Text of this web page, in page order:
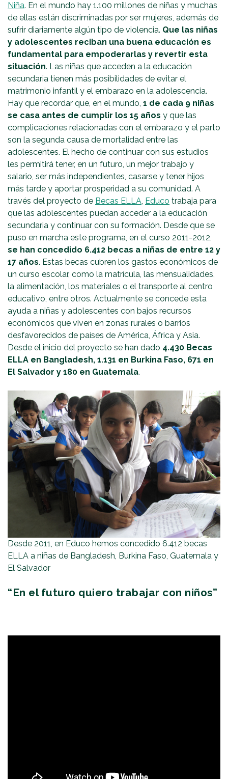
Niña. En el mundo hay 1.100 millones de niñas y muchas
de ellas están discriminadas por ser mujeres, además de
sufrir diariamente algún tipo de violencia. Que las niñas
y adolescentes reciban una buena educación es
fundamental para empoderarlas y revertir esta
situación. Las niñas que acceden a la educación
secundaria tienen más posibilidades de evitar el
matrimonio infantil y el embarazo en la adolescencia.
Hay que recordar que, en el mundo, 1 de cada 9 niñas
se casa antes de cumplir los 15 años y que las
complicaciones relacionadas con el embarazo y el parto
son la segunda causa de mortalidad entre las
adolescentes. El hecho de continuar con sus estudios
les permitirá tener, en un futuro, un mejor trabajo y
salario, ser más independientes, casarse y tener hijos
más tarde y aportar prosperidad a su comunidad. A
través del proyecto de Becas ELLA, Educo trabaja para
que las adolescentes puedan acceder a la educación
secundaria y continuar con su formación. Desde que se
puso en marcha este programa, en el curso 2011-2012,
se han concedido 6.412 becas a niñas de entre 12 y
17 años. Estas becas cubren los gastos económicos de
un curso escolar, como la matrícula, las mensualidades,
la alimentación, los materiales o el transporte al centro
educativo, entre otros. Actualmente se concede esta
ayuda a niñas y adolescentes con bajos recursos
económicos que viven en zonas rurales o barrios
desfavorecidos de países de América, África y Asia.
Desde el inicio del proyecto se han dado 4.430 Becas
ELLA en Bangladesh, 1.131 en Burkina Faso, 671 en
El Salvador y 180 en Guatemala.
Desde 2011, en Educo hemos concedido 6.412 becas
ELLA a niñas de Bangladesh, Burkina Faso, Guatemala y
El Salvador
“En el futuro quiero trabajar con niños”